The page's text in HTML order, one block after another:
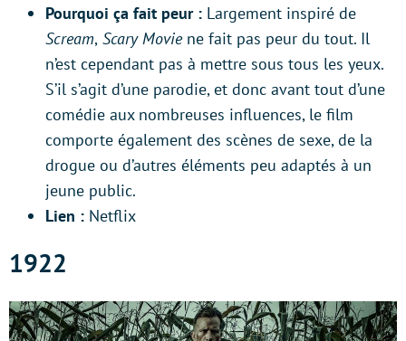
Pourquoi ça fait peur : Largement inspiré de
Scream, Scary Moviene fait pas peur du tout. Il
n’est cependant pas à mettre sous tous les yeux.
S’il s’agit d’une parodie, et donc avant tout d’une
comédie aux nombreuses influences, le film
comporte également des scènes de sexe, de la
drogue ou d’autres éléments peu adaptés à un
jeune public.
Lien : Netflix
1922